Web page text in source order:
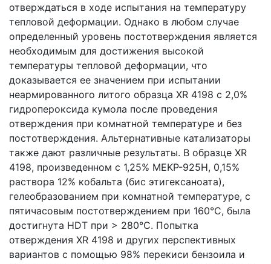
отверждаться в ходе испытания на температуру
тепловой деформации. Однако в любом случае
определенный уровень постотверждения является
необходимым для достижения высокой
температуры тепловой деформации, что
доказывается ее значением при испытании
неармированного литого образца XR 4198 с 2,0%
гидропероксида кумола после проведения
отверждения при комнатной температуре и без
постотверждения. Альтернативные катализаторы
также дают различные результаты. В образце XR
4198, произведенном с 1,25% MEKP-925H, 0,15%
раствора 12% кобальта (бис этигексаноата),
гелеобразованием при комнатной температуре, с
пятичасовым постотверждением при 160°C, была
достигнута HDT при > 280°C. Попытка
отверждения XR 4198 и других перспективных
вариантов с помощью 98% перекиси бензоила и